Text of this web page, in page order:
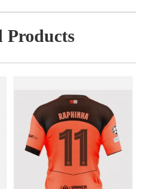
Products